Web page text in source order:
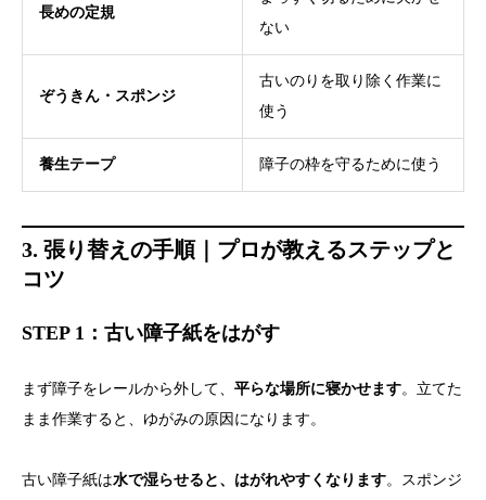
長めの定規
ない
ぞうきん・スポンジ
古いのりを取り除く作業に
使う
養生テープ 障子の枠を守るために使う
3. 張り替えの手順｜プロが教えるステップと
コツ
STEP 1：古い障子紙をはがす
まず障子をレールから外して、 平らな場所に寝かせます。立てた
まま作業すると、ゆがみの原因になります。
古い障子紙は水で湿らせると、はがれやすくなります。スポンジ